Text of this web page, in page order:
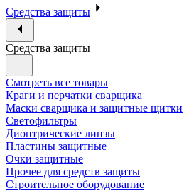
Средства защиты
Средства защиты
Смотреть все товары
Краги и перчатки сварщика
Маски сварщика и защитные щитки
Светофильтры
Диоптрические линзы
Пластины защитные
Очки защитные
Прочее для средств защиты
Строительное оборудование